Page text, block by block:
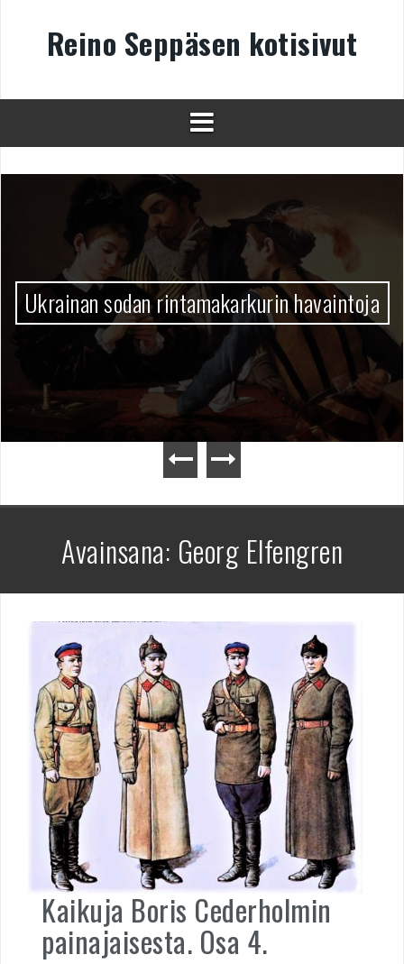
Reino Seppäsen kotisivut
Ukrainan sodan rintamakarkurin havaintoja
Avainsana: Georg Elfengren
Kaikuja Boris Cederholmin
painajaisesta. Osa 4.